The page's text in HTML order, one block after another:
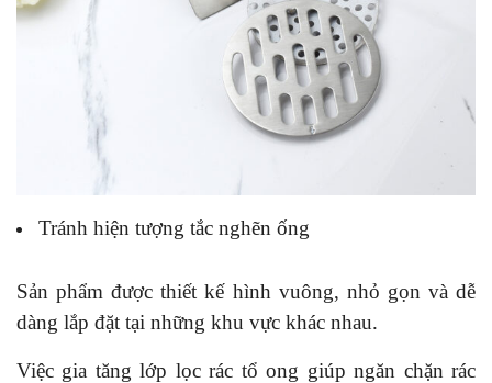
Tránh hiện tượng tắc nghẽn ống
Sản phẩm được thiết kế hình vuông, nhỏ gọn và dễ
dàng lắp đặt tại những khu vực khác nhau.
Việc gia tăng lớp lọc rác tổ ong giúp ngăn chặn rác